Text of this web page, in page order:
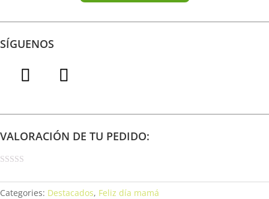
SÍGUENOS
VALORACIÓN DE TU PEDIDO:
Categories: Destacados, Feliz día mamá